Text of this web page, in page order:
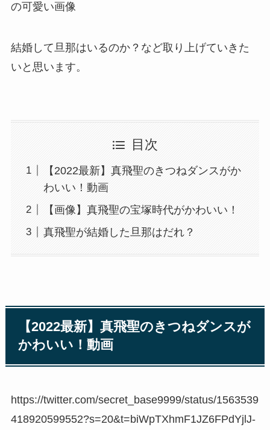
の可愛い画像
結婚して旦那はいるのか？など取り上げていきた
いと思います。
目次
【2022最新】真飛聖のきつねダンスがか
わいい！動画
【画像】真飛聖の宝塚時代がかわいい！
真飛聖が結婚した旦那はだれ？
【2022最新】真飛聖のきつねダンスが
かわいい！動画
https://twitter.com/secret_base9999/status/1563539
418920599552?s=20&t=biWpTXhmF1JZ6FPdYjlJ-